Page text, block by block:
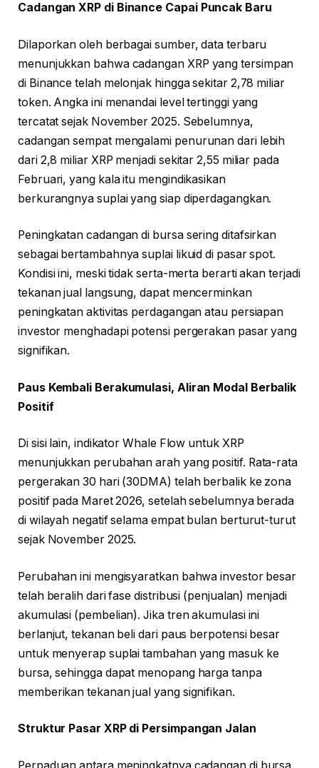
Cadangan XRP di Binance Capai Puncak Baru
Dilaporkan oleh berbagai sumber, data terbaru
menunjukkan bahwa cadangan XRP yang tersimpan
di Binance telah melonjak hingga sekitar 2,78 miliar
token. Angka ini menandai level tertinggi yang
tercatat sejak November 2025. Sebelumnya,
cadangan sempat mengalami penurunan dari lebih
dari 2,8 miliar XRP menjadi sekitar 2,55 miliar pada
Februari, yang kala itu mengindikasikan
berkurangnya suplai yang siap diperdagangkan.
Peningkatan cadangan di bursa sering ditafsirkan
sebagai bertambahnya suplai likuid di pasar spot.
Kondisi ini, meski tidak serta-merta berarti akan terjadi
tekanan jual langsung, dapat mencerminkan
peningkatan aktivitas perdagangan atau persiapan
investor menghadapi potensi pergerakan pasar yang
signifikan.
Paus Kembali Berakumulasi, Aliran Modal Berbalik
Positif
Di sisi lain, indikator Whale Flow untuk XRP
menunjukkan perubahan arah yang positif. Rata-rata
pergerakan 30 hari (30DMA) telah berbalik ke zona
positif pada Maret 2026, setelah sebelumnya berada
di wilayah negatif selama empat bulan berturut-turut
sejak November 2025.
Perubahan ini mengisyaratkan bahwa investor besar
telah beralih dari fase distribusi (penjualan) menjadi
akumulasi (pembelian). Jika tren akumulasi ini
berlanjut, tekanan beli dari paus berpotensi besar
untuk menyerap suplai tambahan yang masuk ke
bursa, sehingga dapat menopang harga tanpa
memberikan tekanan jual yang signifikan.
Struktur Pasar XRP di Persimpangan Jalan